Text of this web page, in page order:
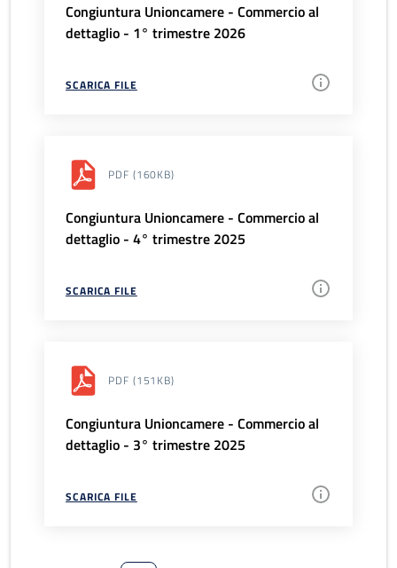
Congiuntura Unioncamere - Commercio al
dettaglio - 1° trimestre 2026
SCARICA FILE
PDF (160KB)
Congiuntura Unioncamere - Commercio al
dettaglio - 4° trimestre 2025
SCARICA FILE
PDF (151KB)
Congiuntura Unioncamere - Commercio al
dettaglio - 3° trimestre 2025
SCARICA FILE